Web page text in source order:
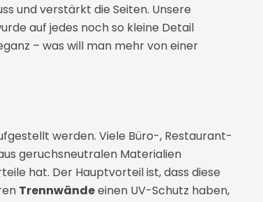
und verstärkt die Seiten. Unsere
auf jedes noch so kleine Detail
– was will man mehr von einer
werden. Viele Büro-, Restaurant-
geruchsneutralen Materialien
hat. Der Hauptvorteil ist, dass diese
Trennwändeeinen UV-Schutz haben,